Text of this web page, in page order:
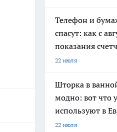
Телефон и
спасут: как с
показания
22 июля
Шторка в
модно: вот что
используют в
22 июля